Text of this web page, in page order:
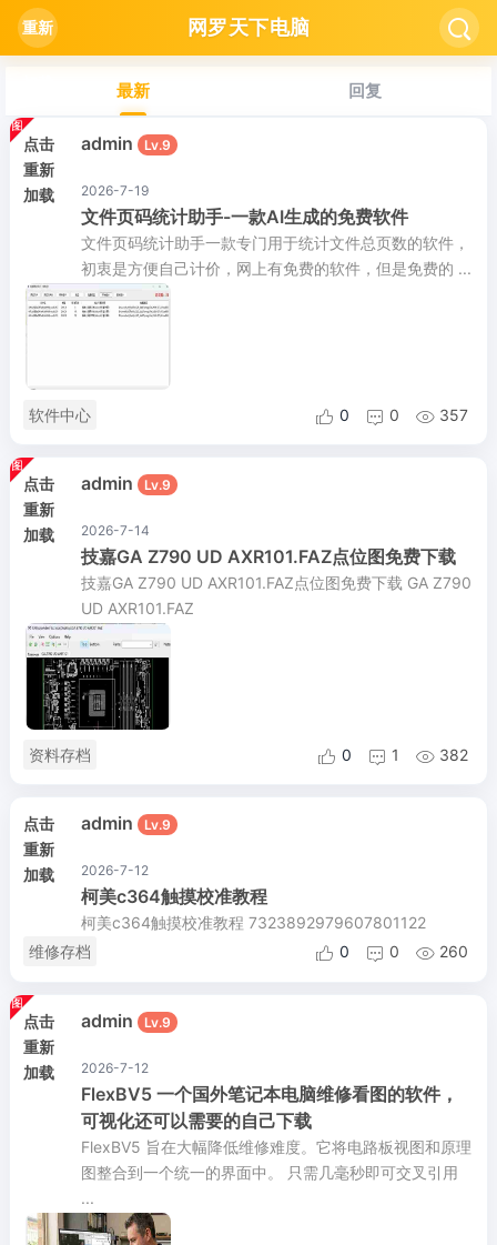
重新 网罗天下电脑 
最新 回复
点击
重新
加载
admin Lv.9
2026-7-19
文件页码统计助手-一款AI生成的免费软件
文件页码统计助手一款专门用于统计文件总页数的软件，
初衷是方便自己计价，网上有免费的软件，但是免费的 ...
软件中心  0  0  357
点击
重新
加载
admin Lv.9
2026-7-14
技嘉GA Z790 UD AXR101.FAZ点位图免费下载
技嘉GA Z790 UD AXR101.FAZ点位图免费下载 GA Z790
UD AXR101.FAZ
资料存档  0  1  382
点击
重新
加载
admin Lv.9
2026-7-12
柯美c364触摸校准教程
柯美c364触摸校准教程 7323892979607801122
维修存档
 0  0  260
点击
重新
加载
admin Lv.9
2026-7-12
FlexBV5 一个国外笔记本电脑维修看图的软件，
可视化还可以需要的自己下载
FlexBV5 旨在大幅降低维修难度。它将电路板视图和原理
图整合到一个统一的界面中。 只需几毫秒即可交叉引用
...